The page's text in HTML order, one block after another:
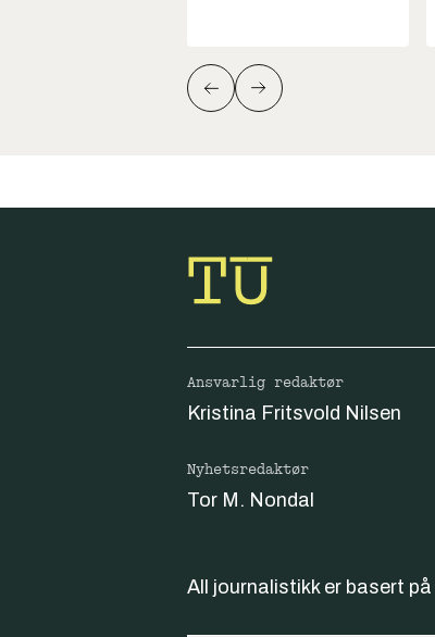
Ansvarlig redaktør
Kristina Fritsvold Nilsen
Nyhetsredaktør
Tor M. Nondal
All journalistikk er basert på